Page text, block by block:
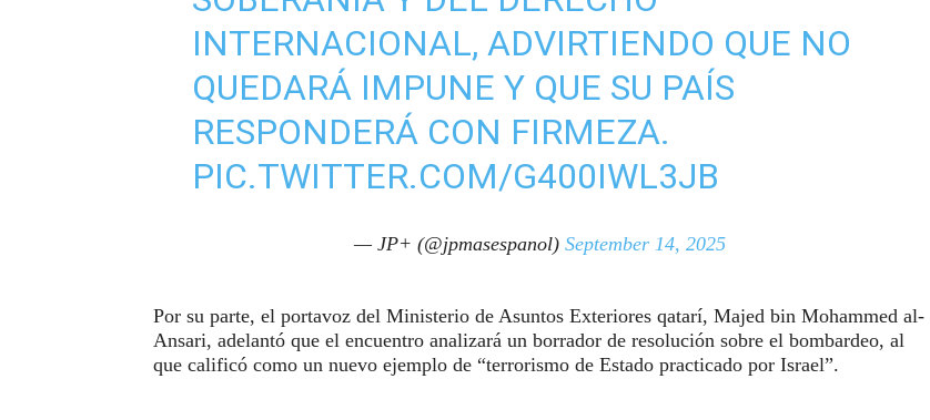
INTERNACIONAL, ADVIRTIENDO QUE NO
QUEDARÁ IMPUNE Y QUE SU PAÍS
RESPONDERÁ CON FIRMEZA.
PIC.TWITTER.COM/G400IWL3JB
— JP+ (@jpmasespanol) September 14, 2025
Por su parte, el portavoz del Ministerio de Asuntos Exteriores qatarí, Majed bin Mohammed al-
Ansari, adelantó que el encuentro analizará un borrador de resolución sobre el bombardeo, al
que calificó como un nuevo ejemplo de “terrorismo de Estado practicado por Israel”.